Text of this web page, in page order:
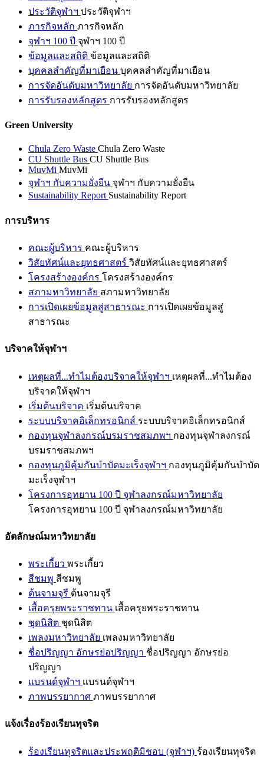
ประวัติจุฬาฯ ประวัติจุฬาฯ
ภารกิจหลัก ภารกิจหลัก
จุฬาฯ 100 ปี จุฬาฯ 100 ปี
ข้อมูลและสถิติ ข้อมูลและสถิติ
บุคคลสำคัญที่มาเยือน บุคคลสำคัญที่มาเยือน
การจัดอันดับมหาวิทยาลัย การจัดอันดับมหาวิทยาลัย
การรับรองหลักสูตร การรับรองหลักสูตร
Green University
Chula Zero Waste Chula Zero Waste
CU Shuttle Bus CU Shuttle Bus
MuvMi MuvMi
จุฬาฯ กับความยั่งยืน จุฬาฯ กับความยั่งยืน
Sustainability Report Sustainability Report
การบริหาร
คณะผู้บริหาร คณะผู้บริหาร
วิสัยทัศน์และยุทธศาสตร์ วิสัยทัศน์และยุทธศาสตร์
โครงสร้างองค์กร โครงสร้างองค์กร
สภามหาวิทยาลัย สภามหาวิทยาลัย
การเปิดเผยข้อมูลสู่สาธารณะ การเปิดเผยข้อมูลสู่
สาธารณะ
บริจาคให้จุฬาฯ
เหตุผลที่...ทำไมต้องบริจาคให้จุฬาฯ เหตุผลที่...ทำไมต้อง
บริจาคให้จุฬาฯ
เริ่มต้นบริจาค เริ่มต้นบริจาค
ระบบบริจาคอิเล็กทรอนิกส์ ระบบบริจาคอิเล็กทรอนิกส์
กองทุนจุฬาลงกรณ์บรมราชสมภพฯ กองทุนจุฬาลงกรณ์
บรมราชสมภพฯ
กองทุนภูมิคุ้มกันบำบัดมะเร็งจุฬาฯ กองทุนภูมิคุ้มกันบำบัด
มะเร็งจุฬาฯ
โครงการอุทยาน 100 ปี จุฬาลงกรณ์มหาวิทยาลัย
โครงการอุทยาน 100 ปี จุฬาลงกรณ์มหาวิทยาลัย
อัตลักษณ์มหาวิทยาลัย
พระเกี้ยว พระเกี้ยว
สีชมพู สีชมพู
ต้นจามจุรี ต้นจามจุรี
เสื้อครุยพระราชทาน เสื้อครุยพระราชทาน
ชุดนิสิต ชุดนิสิต
เพลงมหาวิทยาลัย เพลงมหาวิทยาลัย
ชื่อปริญญา อักษรย่อปริญญา ชื่อปริญญา อักษรย่อ
ปริญญา
แบรนด์จุฬาฯ แบรนด์จุฬาฯ
ภาพบรรยากาศ ภาพบรรยากาศ
แจ้งเรื่องร้องเรียนทุจริต
ร้องเรียนทุจริตและประพฤติมิชอบ (จุฬาฯ) ร้องเรียนทุจริต